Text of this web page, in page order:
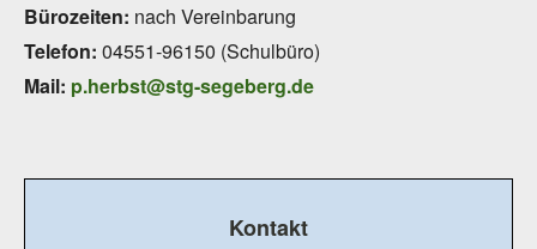
Bürozeiten: nach Vereinbarung
Telefon: 04551-96150 (Schulbüro)
Mail: p.herbst@stg-segeberg.de
Kontakt